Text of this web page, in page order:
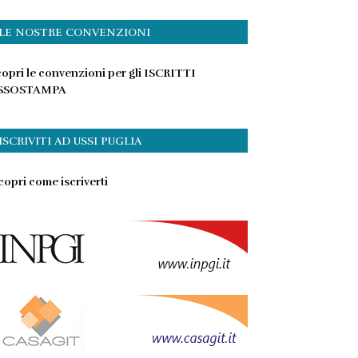
LE NOSTRE CONVENZIONI
le convenzioni per gli ISCRITTI
ISCRIVITI AD USSI PUGLIA
come iscriverti